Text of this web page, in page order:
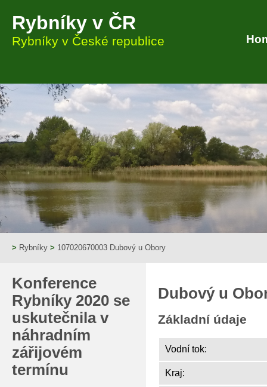
Rybníky v ČR
Rybníky v České republice
> Rybníky> 107020670003 Dubový u Obory
Konference
Rybníky 2020 se
uskutečnila v
náhradním
zářijovém
termínu
Dubový u
Základní údaje
Vodní tok:
Kraj: